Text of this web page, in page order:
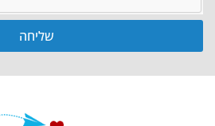
שליחה